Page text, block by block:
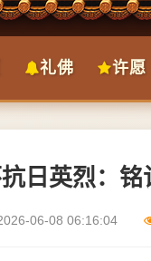
礼佛 许愿
日英烈：
06-08 06:16:04